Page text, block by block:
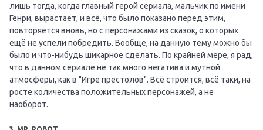
лишь тогда, когда главный герой сериала, мальчик по имени
Генри, вырастает, и всё, что было показано перед этим,
повторяется вновь, но с персонажами из сказок, о которых
ещё не успели побредить. Вообще, на данную тему можно бы
было и что-нибудь шикарное сделать. По крайней мере, я рад,
что в данном сериале не так много негатива и мутной
атмосферы, как в "Игре престолов". Всё строится, всё таки, на
росте количества положительных персонажей, а не
наоборот.